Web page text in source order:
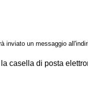
inviato un messaggio
casella di posta